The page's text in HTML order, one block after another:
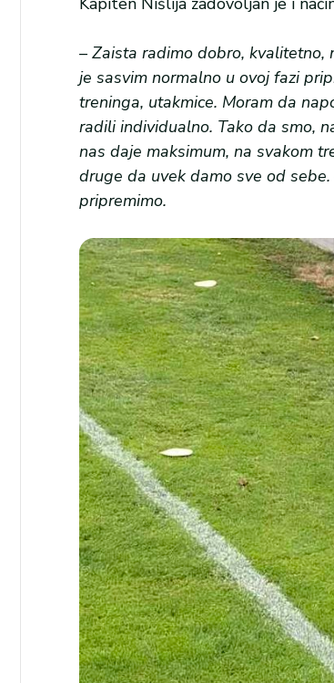
– Zaista radimo dobro,
je sasvim normalno u ovoj fazi
treninga, utakmice. Moram da
radili individualno. Tako da smo,
nas daje maksimum, na svakom
druge da uvek damo sve od
pripremimo.